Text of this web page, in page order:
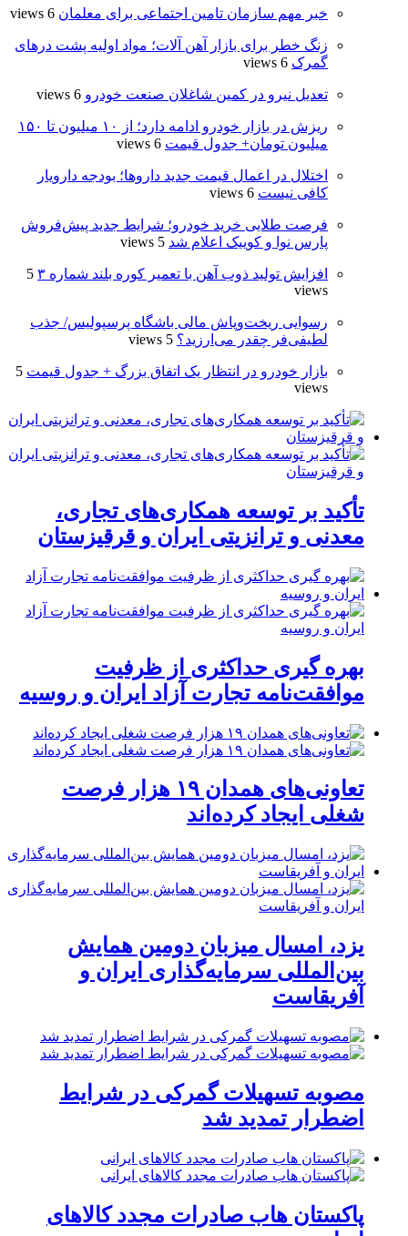
خبر مهم سازمان تامین اجتماعی برای معلمان 6 views
زنگ خطر برای بازار آهن آلات؛ مواد اولیه پشت درهای
گمرک 6 views
تعدیل نیرو در کمین شاغلان صنعت خودرو 6 views
ریزش در بازار خودرو ادامه دارد؛ از ۱۰ میلیون تا ۱۵۰
میلیون تومان+ جدول قیمت 6 views
اختلال در اعمال قیمت‌ جدید داروها؛ بودجه دارویار
کافی نیست 6 views
فرصت طلایی خرید خودرو؛ شرایط جدید پیش‌فروش
پارس نوا و کوییک اعلام شد 5 views
افزایش تولید ذوب آهن با تعمیر کوره بلند شماره ۳
5
views
رسوایی ریخت‌وپاش مالی باشگاه پرسپولیس/ جذب
لطیفی‌فر چقدر می‌ارزید؟ 5 views
بازار خودرو در انتظار یک اتفاق بزرگ + جدول قیمت 5
views
تأکید بر توسعه همکاری‌های تجاری،
معدنی و ترانزیتی ایران و قرقیزستان
بهره گیری حداکثری از ظرفیت
موافقت‌نامه تجارت آزاد ایران و روسیه
تعاونی‌های همدان ۱۹ هزار فرصت
شغلی ایجاد کرده‌اند
یزد، امسال میزبان دومین همایش
بین‌المللی سرمایه‌گذاری ایران و
آفریقاست
مصوبه تسهیلات گمرکی در شرایط
اضطرار تمدید شد
پاکستان هاب صادرات مجدد کالاهای